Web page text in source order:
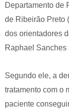
Departamento de
de Ribeirão Preto
dos orientadores
Raphael Sanches
Segundo ele, a
tratamento com o
paciente